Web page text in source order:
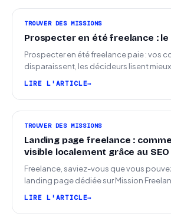
TROUVER DES MISSIONS
Prospecter en été freelance : le
Prospecter en été freelance paie : vos
disparaissent, les décideurs lisent
LIRE L'ARTICLE
TROUVER DES MISSIONS
Landing page freelance :
visible localement grâce au SEO
Freelance, saviez-vous que vous
landing page dédiée sur Mission
LIRE L'ARTICLE